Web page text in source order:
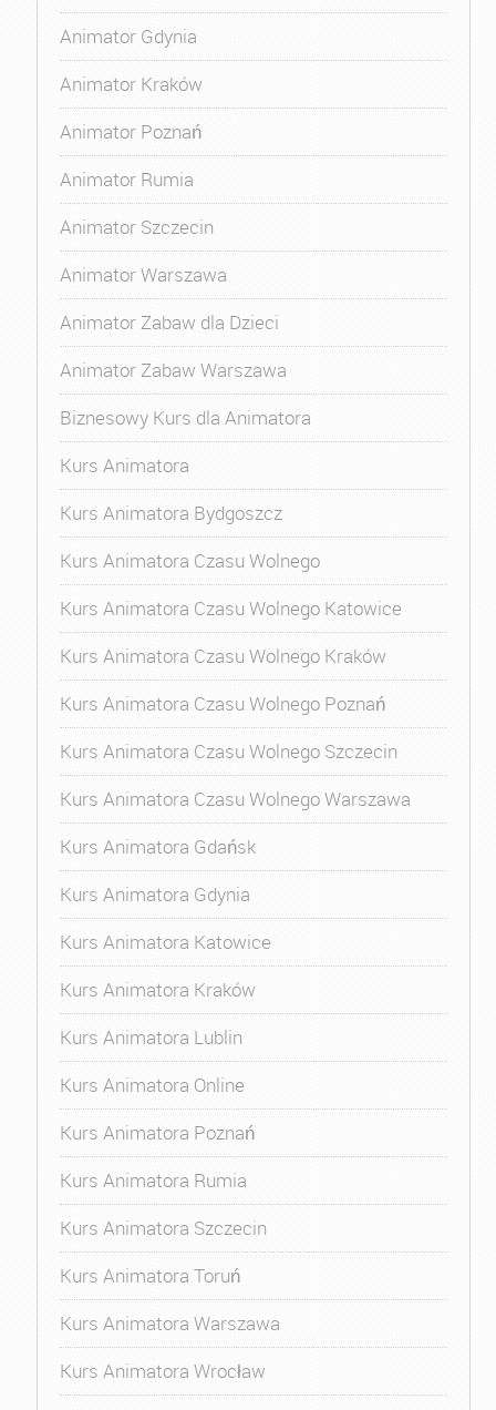
Animator Gdynia
Animator Kraków
Animator Poznań
Animator Rumia
Animator Szczecin
Animator Warszawa
Animator Zabaw dla Dzieci
Animator Zabaw Warszawa
Biznesowy Kurs dla Animatora
Kurs Animatora
Kurs Animatora Bydgoszcz
Kurs Animatora Czasu Wolnego
Kurs Animatora Czasu Wolnego Katowice
Kurs Animatora Czasu Wolnego Kraków
Kurs Animatora Czasu Wolnego Poznań
Kurs Animatora Czasu Wolnego Szczecin
Kurs Animatora Czasu Wolnego Warszawa
Kurs Animatora Gdańsk
Kurs Animatora Gdynia
Kurs Animatora Katowice
Kurs Animatora Kraków
Kurs Animatora Lublin
Kurs Animatora Online
Kurs Animatora Poznań
Kurs Animatora Rumia
Kurs Animatora Szczecin
Kurs Animatora Toruń
Kurs Animatora Warszawa
Kurs Animatora Wrocław